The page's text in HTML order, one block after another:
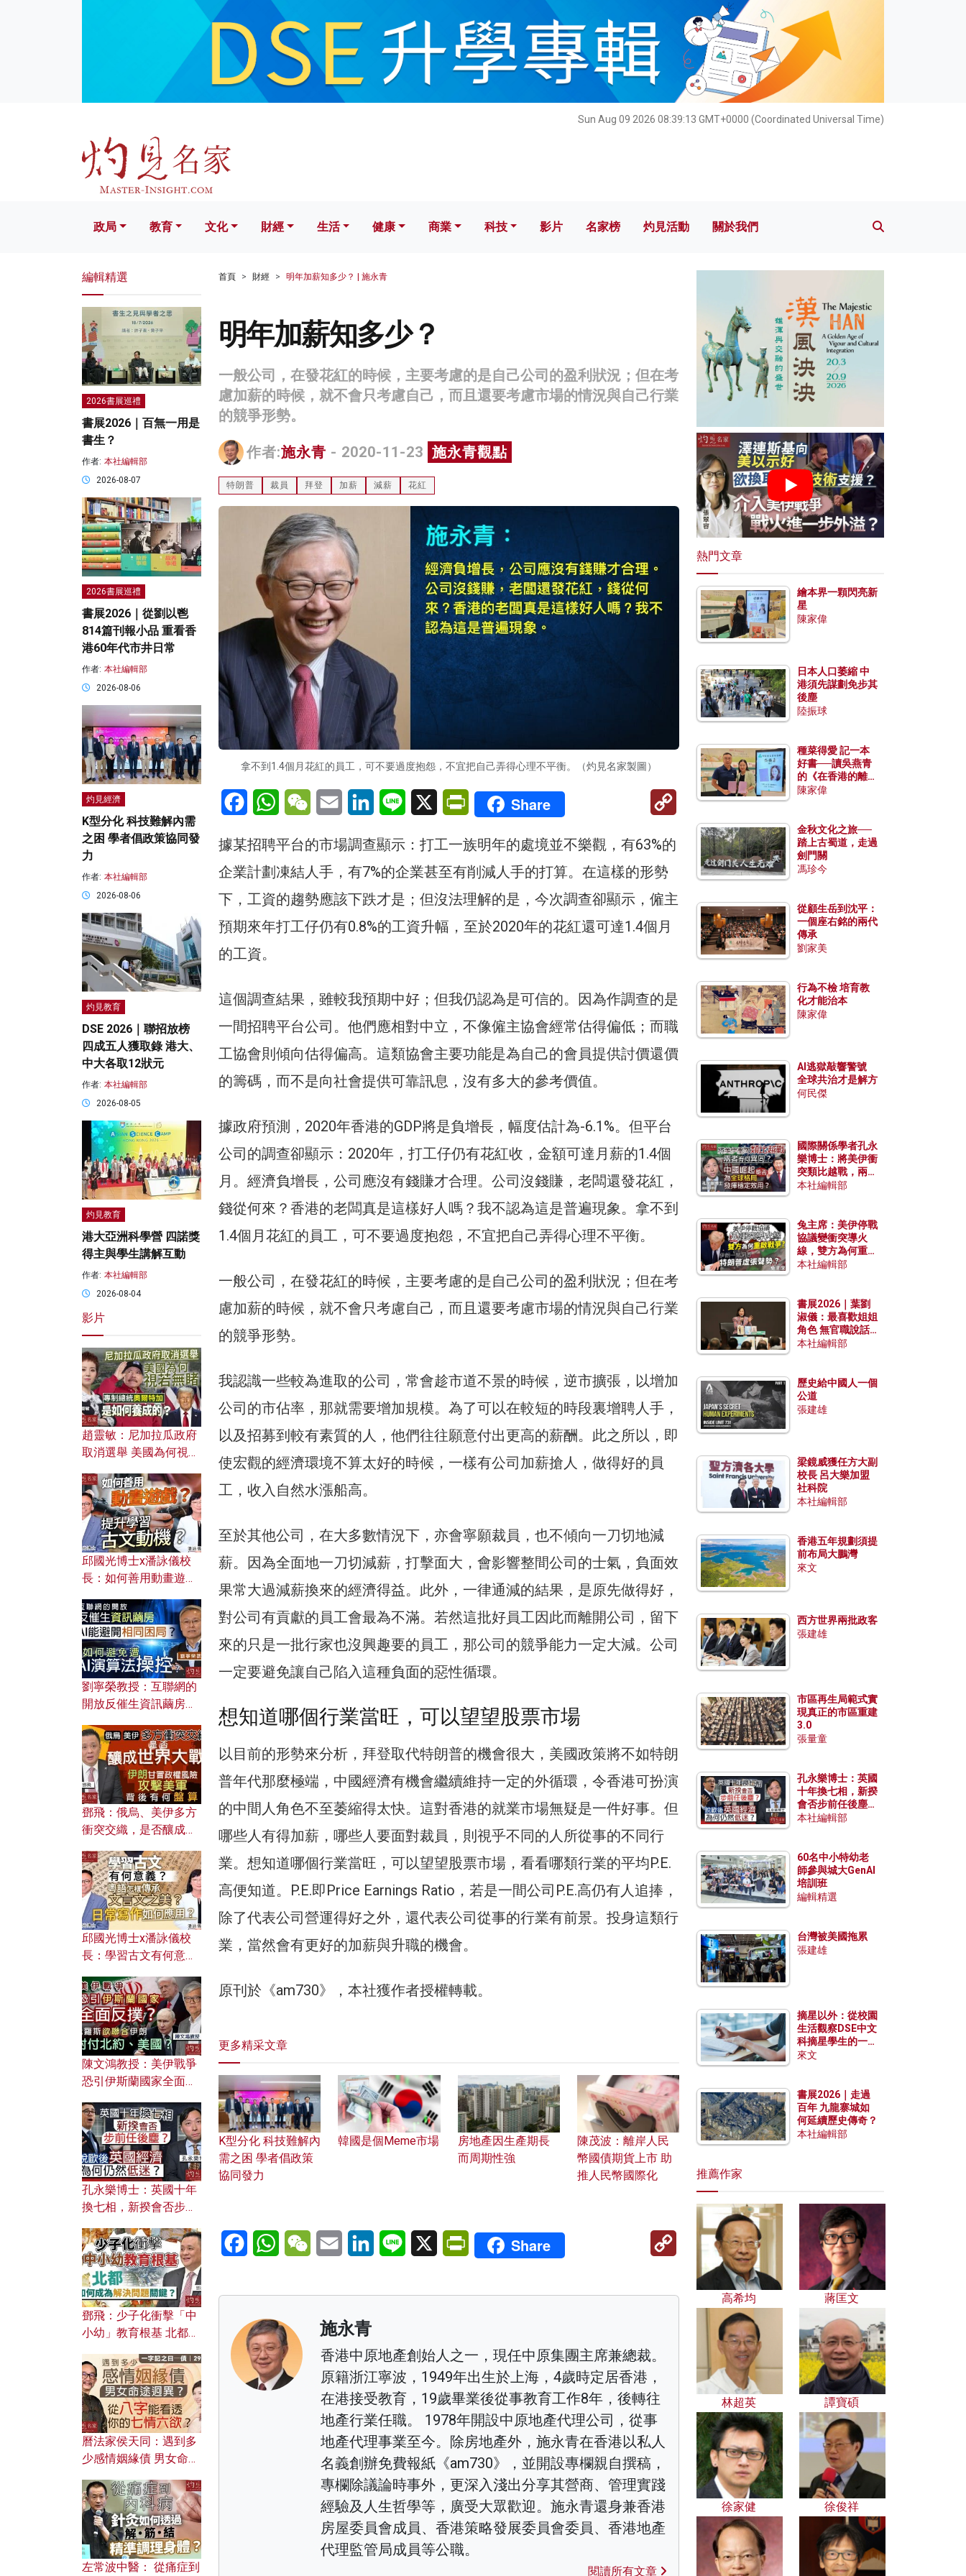
Sun Aug 09 2026 08:39:15 GMT+0000 (Coordinated Universal Time)
文化 財經 生活 健康 科技 影片 名家榜 灼見活動 關於我們
政局 教育 文化 財經 生活 健康 商業 科技 影片 名家榜 灼見活動 關於我們
首頁 財經 明年加薪知多少？ | 施永青
明年加薪知多少？
一般公司，在發花紅的時候，主要考慮的是自己公司的盈利狀況；但在考
慮加薪的時候，就不會只考慮自己，而且還要考慮市場的情況與自己行業
的競爭形勢。
作者:施永青 - 2020-11-23 施永青觀點
特朗普 裁員 拜登 加薪 減薪 花紅
拿不到1.4個月花紅的員工，可不要過度抱怨，不宜把自己弄得心理不平衡。（灼見名家製圖）
FacebookWhatsAppWeChatEmail LinkedInLine X PrintFriendly
Share
Copy
據某招聘平台的市場調查顯示：打工一族明年的處境並不樂觀，有63%的
企業計劃凍結人手，有7%的企業甚至有削減人手的打算。在這樣的形勢
下，工資的趨勢應該下跌才是；但沒法理解的是，今次調查卻顯示，僱主
預期來年打工仔仍有0.8%的工資升幅，至於2020年的花紅還可達1.4個月
的工資。
這個調查結果，雖較我預期中好；但我仍認為是可信的。因為作調查的是
一間招聘平台公司。他們應相對中立，不像僱主協會經常估得偏低；而職
工協會則傾向估得偏高。這類協會主要功能是為自己的會員提供討價還價
的籌碼，而不是向社會提供可靠訊息，沒有多大的參考價值。
據政府預測，2020年香港的GDP將是負增長，幅度估計為-6.1%。但平台
公司的調查卻顯示：2020年，打工仔仍有花紅收，金額可達月薪的1.4個
月。經濟負增長，公司應沒有錢賺才合理。公司沒錢賺，老闆還發花紅，
錢從何來？香港的老闆真是這樣好人嗎？我不認為這是普遍現象。拿不到
1.4個月花紅的員工，可不要過度抱怨，不宜把自己弄得心理不平衡。
一般公司，在發花紅的時候，主要考慮的是自己公司的盈利狀況；但在考
慮加薪的時候，就不會只考慮自己，而且還要考慮市場的情況與自己行業
的競爭形勢。
我認識一些較為進取的公司，常會趁市道不景的時候，逆市擴張，以增加
公司的市佔率，那就需要增加規模。為了可以在較短的時段裏增聘人手，
以及招募到較有素質的人，他們往往願意付出更高的薪酬。此之所以，即
使宏觀的經濟環境不算太好的時候，一樣有公司加薪搶人，做得好的員
工，收入自然水漲船高。
至於其他公司，在大多數情況下，亦會寧願裁員，也不傾向一刀切地減
薪。因為全面地一刀切減薪，打擊面大，會影響整間公司的士氣，負面效
果常大過減薪換來的經濟得益。此外，一律通減的結果，是原先做得好，
對公司有貢獻的員工會最為不滿。若然這批好員工因此而離開公司，留下
來的只是一批行家也沒興趣要的員工，那公司的競爭能力一定大減。公司
一定要避免讓自己陷入這種負面的惡性循環。
想知道哪個行業當旺，可以望望股票市場
以目前的形勢來分析，拜登取代特朗普的機會很大，美國政策將不如特朗
普年代那麼極端，中國經濟有機會繼續維持一定的外循環，令香港可扮演
的中間人角色不至萎縮得太快。這對香港的就業市場無疑是一件好事。但
哪些人有得加薪，哪些人要面對裁員，則視乎不同的人所從事的不同行
業。想知道哪個行業當旺，可以望望股票市場，看看哪類行業的平均P.E.
高便知道。P.E.即Price Earnings Ratio，若是一間公司P.E.高仍有人追捧，
除了代表公司營運得好之外，還代表公司從事的行業有前景。投身這類行
業，當然會有更好的加薪與升職的機會。
原刊於《am730》，本社獲作者授權轉載。
更多精采文章
K型分化 科技難解內
需之困 學者倡政策
協同發力
韓國是個Meme市場
房地產因生產期長
而周期性強
陳茂波：離岸人民
幣國債期貨上市 助
推人民幣國際化
FacebookWhatsAppWeChatEmail LinkedInLine X PrintFriendly
Share
Copy
施永青
香港中原地產創始人之一，現任中原集團主席兼總裁。
原籍浙江寧波，1949年出生於上海，4歲時定居香港，
在港接受教育，19歲畢業後從事教育工作8年，後轉往
地產行業任職。 1978年開設中原地產代理公司，從事
地產代理事業至今。除房地產外，施永青在香港以私人
名義創辦免費報紙《am730》，並開設專欄親自撰稿，
專欄除議論時事外，更深入淺出分享其營商、管理實踐
經驗及人生哲學等，廣受大眾歡迎。施永青還身兼香港
房屋委員會成員、香港策略發展委員會委員、香港地產
代理監管局成員等公職。
閱讀所有文章
編輯精選
2026書展巡禮
書展2026｜百無一用是
書生？
作者: 本社編輯部
2026-08-07
2026書展巡禮
書展2026｜從劉以鬯
814篇刊報小品 重看香
港60年代市井日常
作者: 本社編輯部
2026-08-06
灼見經濟
K型分化 科技難解內需
之困 學者倡政策協同發
力
作者: 本社編輯部
2026-08-06
灼見教育
DSE 2026｜聯招放榜
四成五人獲取錄 港大、
中大各取12狀元
作者: 本社編輯部
2026-08-05
灼見教育
港大亞洲科學營 四諾獎
得主與學生講解互動
作者: 本社編輯部
2026-08-04
影片
趙靈敏：尼加拉瓜政府
取消選舉 美國為何視若
加是如何養成的？
邱國光博士x潘詠儀校
長：如何善用動畫遊戲
劉寧榮教授：互聯網的
開放反催生資訊繭房，
何避免遭AI演算法操
控？
鄧飛：俄烏、美伊多方
衝突交織，是否釀成世
風險攻擊美軍，背後有
何盤算？
邱國光博士x潘詠儀校
長：學習古文有何意
文之美？ 日常寫作如何
應用？
陳文鴻教授：美伊戰爭
恐引伊斯蘭國家全面反
對付北約美國？
孔永樂博士：英國十年
換七相，新揆會否步前
濟為何仍然低迷？
鄧飛：少子化衝擊「中
小幼」教育根基 北都如
曆法家侯天同：遇到多
少感情姻緣債 男女命途
的七情六欲？
左常波中醫： 從痛症到
熱門文章
繪本界一顆閃亮新
星
陳家偉
日本人口萎縮 中
港須先謀劃免步其
後塵
陸振球
種菜得愛 記一本
好書──讀吳燕青
的《在香港的離島
種菜》
陳家偉
金秋文化之旅──
踏上古蜀道，走過
劍門關
馮珍今
從顧生岳到沈平：
一個座右銘的兩代
傳承
劉家美
行為不檢 培育教
化才能治本
陳家偉
AI逃獄敲響警號
全球共治才是解方
何民傑
國際關係學者孔永
樂博士：將美伊衝
突類比越戰，兩者
有何異同？中國崛
本社編輯部
兔主席：美伊停戰
協議變衝突導火
線，雙方為何重啟
戰爭？伊朗一早洞
本社編輯部
書展2026｜葉劉
淑儀：最喜歡姐姐
角色 無官職說話
包袱少
本社編輯部
歷史給中國人一個
公道
張建雄
梁鏡威獲任方大副
校長 呂大樂加盟
社科院
本社編輯部
香港五年規劃須提
前布局大鵬灣
來文
西方世界兩批政客
張建雄
市區再生局範式實
現真正的市區重建
3.0
張量童
孔永樂博士：英國
十年換七相，新揆
會否步前任後塵？
脫歐後英國經濟為
本社編輯部
60名中小特幼老
師參與城大GenAI
培訓班
編輯精選
台灣被美國拖累
張建雄
摘星以外：從校園
生活觀察DSE中文
科摘星學生的一點
特質
來文
書展2026｜走過
百年 九龍寨城如
何延續歷史傳奇？
本社編輯部
推薦作家
高希均 蔣匡文
林超英 譚寶碩
徐家健 徐俊祥